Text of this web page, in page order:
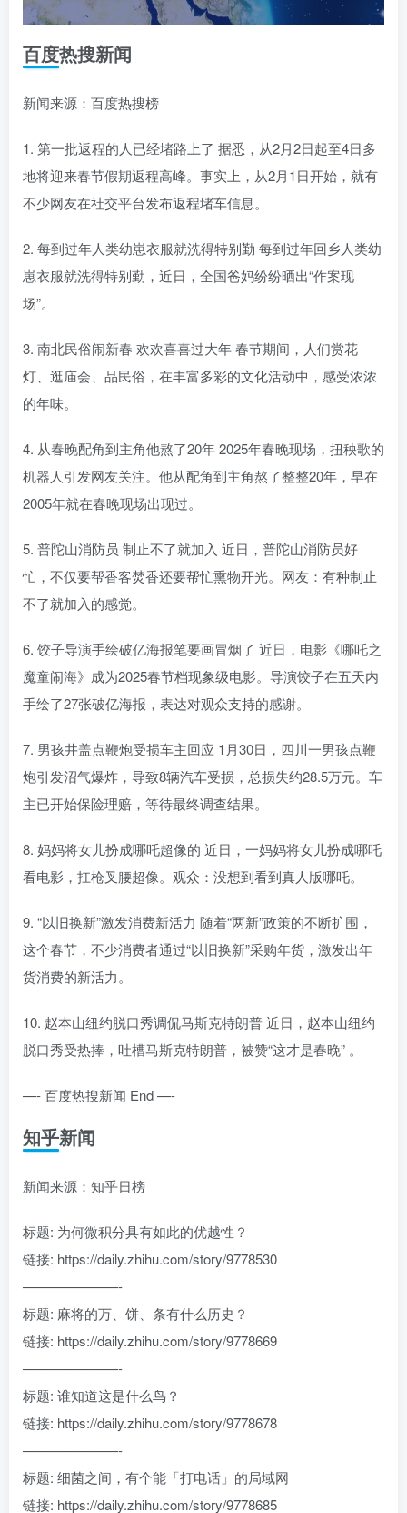
百度热搜新闻
新闻来源：百度热搜榜
1. 第一批返程的人已经堵路上了 据悉，从2月2日起至4日多
地将迎来春节假期返程高峰。事实上，从2月1日开始，就有
不少网友在社交平台发布返程堵车信息。
2. 每到过年人类幼崽衣服就洗得特别勤 每到过年回乡人类幼
崽衣服就洗得特别勤，近日，全国爸妈纷纷晒出“作案现
场”。
3. 南北民俗闹新春 欢欢喜喜过大年 春节期间，人们赏花
灯、逛庙会、品民俗，在丰富多彩的文化活动中，感受浓浓
的年味。
4. 从春晚配角到主角他熬了20年 2025年春晚现场，扭秧歌的
机器人引发网友关注。他从配角到主角熬了整整20年，早在
2005年就在春晚现场出现过。
5. 普陀山消防员 制止不了就加入 近日，普陀山消防员好
忙，不仅要帮香客焚香还要帮忙熏物开光。网友：有种制止
不了就加入的感觉。
6. 饺子导演手绘破亿海报笔要画冒烟了 近日，电影《哪吒之
魔童闹海》成为2025春节档现象级电影。导演饺子在五天内
手绘了27张破亿海报，表达对观众支持的感谢。
7. 男孩井盖点鞭炮受损车主回应 1月30日，四川一男孩点鞭
炮引发沼气爆炸，导致8辆汽车受损，总损失约28.5万元。车
主已开始保险理赔，等待最终调查结果。
8. 妈妈将女儿扮成哪吒超像的 近日，一妈妈将女儿扮成哪吒
看电影，扛枪叉腰超像。观众：没想到看到真人版哪吒。
9. “以旧换新”激发消费新活力 随着“两新”政策的不断扩围，
这个春节，不少消费者通过“以旧换新”采购年货，激发出年
货消费的新活力。
10. 赵本山纽约脱口秀调侃马斯克特朗普 近日，赵本山纽约
脱口秀受热捧，吐槽马斯克特朗普，被赞“这才是春晚” 。
—- 百度热搜新闻 End —-
知乎新闻
新闻来源：知乎日榜
标题: 为何微积分具有如此的优越性？
链接: https://daily.zhihu.com/story/9778530
———————-
标题: 麻将的万、饼、条有什么历史？
链接: https://daily.zhihu.com/story/9778669
———————-
标题: 谁知道这是什么鸟？
链接: https://daily.zhihu.com/story/9778678
———————-
标题: 细菌之间，有个能「打电话」的局域网
链接: https://daily.zhihu.com/story/9778685